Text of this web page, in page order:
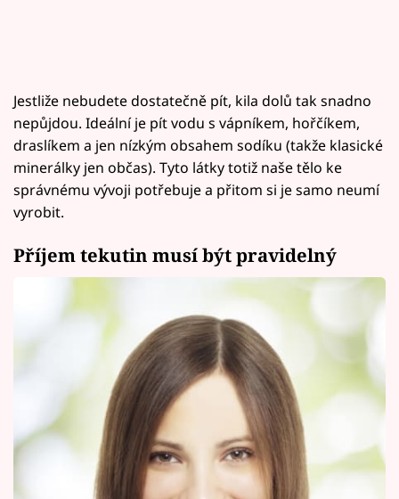
Jestliže nebudete dostatečně pít, kila dolů tak snadno
nepůjdou. Ideální je pít vodu s vápníkem, hořčíkem,
draslíkem a jen nízkým obsahem sodíku (takže klasické
minerálky jen občas). Tyto látky totiž naše tělo ke
správnému vývoji potřebuje a přitom si je samo neumí
vyrobit.
Příjem tekutin musí být pravidelný